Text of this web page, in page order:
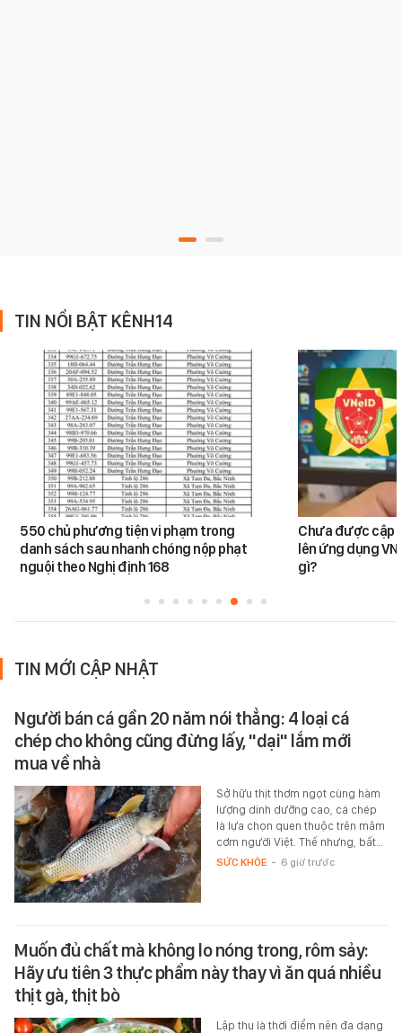
TIN NỔI BẬT KÊNH14
550 chủ phương tiện vi phạm trong
danh sách sau nhanh chóng nộp phạt
nguội theo Nghị định 168
Chưa được cập
lên ứng dụng
gì?
TIN MỚI CẬP NHẬT
Người bán cá gần 20 năm nói thẳng: 4 loại cá
chép cho không cũng đừng lấy, "dại" lắm mới
mua về nhà
Sở hữu thịt thơm ngọt cùng hàm
lượng dinh dưỡng cao, cá chép
là lựa chọn quen thuộc trên mâm
cơm người Việt. Thế nhưng, bất…
SỨC KHỎE - 6 giờ trước
Muốn đủ chất mà không lo nóng trong, rôm sảy:
Hãy ưu tiên 3 thực phẩm này thay vì ăn quá nhiều
thịt gà, thịt bò
Lập thu là thời điểm nên đa dạng